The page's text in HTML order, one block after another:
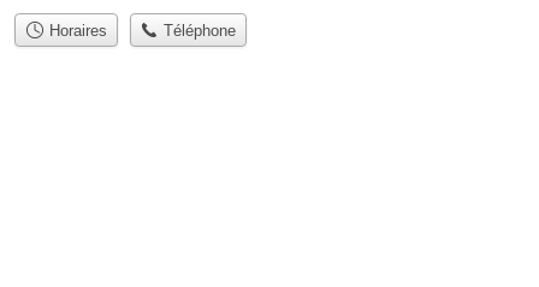
Horaires Téléphone